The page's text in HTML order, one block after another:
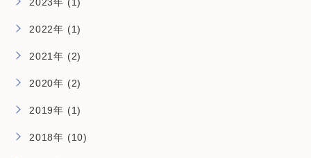
2023年 (1)
2022年 (1)
2021年 (2)
2020年 (2)
2019年 (1)
2018年 (10)